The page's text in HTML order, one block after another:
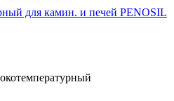
для камин. и печей PENOSIL